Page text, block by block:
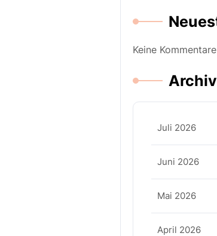
Keine
Archiv
Juli 2026
Juni 2026
Mai 2026
April 2026